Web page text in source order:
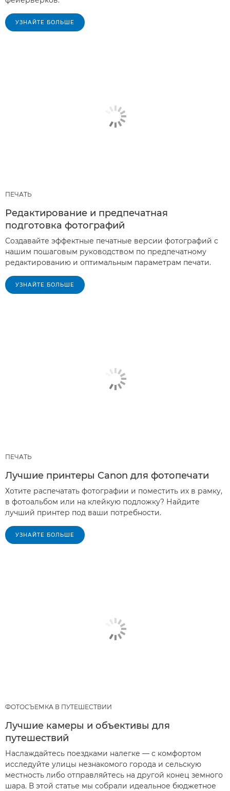
УЗНАЙТЕ БОЛЬШЕ
ПЕЧАТЬ
Редактирование и предпечатная
подготовка фотографий
Создавайте эффектные печатные версии фотографий с
нашим пошаговым руководством по предпечатному
редактированию и оптимальным параметрам печати.
УЗНАЙТЕ БОЛЬШЕ
ПЕЧАТЬ
Лучшие принтеры Canon для фотопечати
Хотите распечатать фотографии и поместить их в рамку,
в фотоальбом или на клейкую подложку? Найдите
лучший принтер под ваши потребности.
УЗНАЙТЕ БОЛЬШЕ
ФОТОСЪЕМКА В ПУТЕШЕСТВИИ
Лучшие камеры и объективы для
путешествий
Наслаждайтесь поездками налегке — с комфортом
исследуйте улицы незнакомого города и сельскую
местность либо отправляйтесь на другой конец земного
шара. В этой статье мы собрали идеальное бюджетное